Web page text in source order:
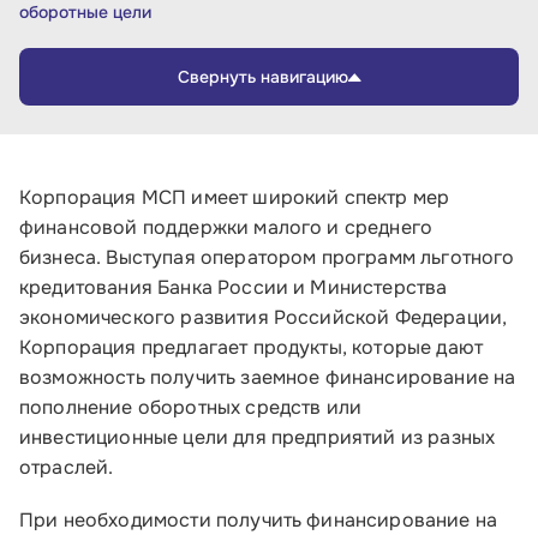
оборотные цели
Корпорация МСП имеет широкий спектр мер
финансовой поддержки малого и среднего
бизнеса. Выступая оператором программ льготного
кредитования Банка России и Министерства
экономического развития Российской Федерации,
Корпорация предлагает продукты, которые дают
возможность получить заемное финансирование на
пополнение оборотных средств или
инвестиционные цели для предприятий из разных
отраслей.
При необходимости получить финансирование на